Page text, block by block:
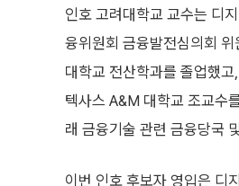
인호 고려대학교 교수는 디
융위원회 금융발전심의회
대학교 전산학과를 졸업했
텍사스 A&M 대학교 조교수
래 금융기술 관련 금융당국
이번 인호 후보자 영입은 디